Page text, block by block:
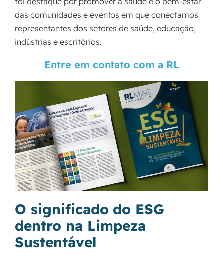
das comunidades e eventos em que conectamos
representantes dos setores de saúde, educação,
indústrias e escritórios.
Entre em contato com a RL
O significado do ESG
dentro na Limpeza
Sustentável